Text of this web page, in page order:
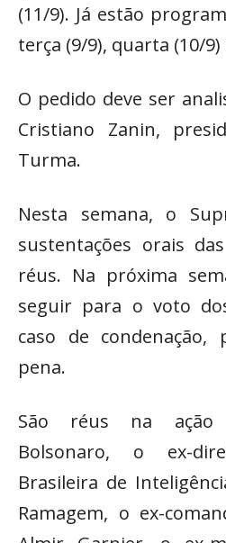
(11/9). Já estão
terça (9/9), quarta (10/
O pedido deve ser
Cristiano Zanin,
Turma.
Nesta semana, o
sustentações orais
réus. Na próxima
seguir para o voto
caso de
pena.
São réus na ação
Bolsonaro, o ex-
Brasileira de
Ramagem, o ex-